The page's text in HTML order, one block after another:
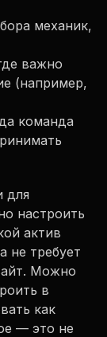
механик,
важно
(например,
команда
для
настроить
актив
не требует
Можно
в
как
— это не